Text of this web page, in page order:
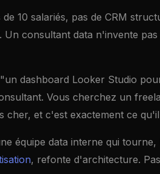
10 salariés, pas de CRM
consultant data n'invente
dashboard Looker Studio
Vous cherchez un
cher, et c'est exactement ce
équipe data interne qui
, refonte d'architecture.